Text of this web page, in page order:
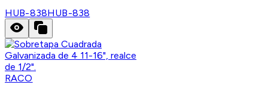
HUB-838HUB-838
RACO